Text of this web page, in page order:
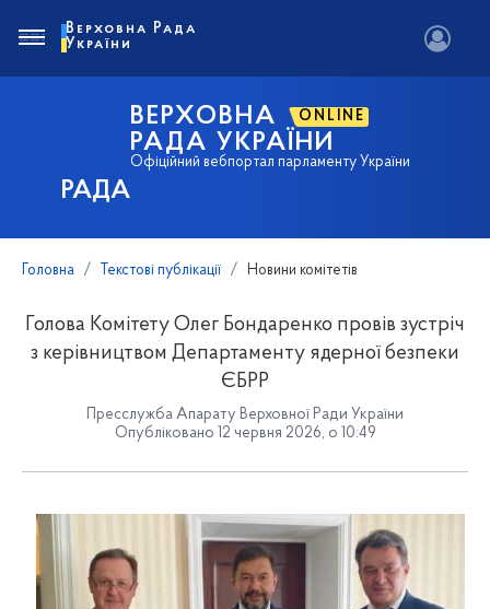
РАДА
ВЕРХОВНА ONLINE
РАДА УКРАЇНИ
Офіційний вебпортал парламенту України
Верховна Рада
України
Головна Текстові публікації Новини комітетів
Голова Комітету Олег Бондаренко провів зустріч
з керівництвом Департаменту ядерної безпеки
ЄБРР
Пресслужба Апарату Верховної Ради України
Опубліковано 12 червня 2026, о 10:49